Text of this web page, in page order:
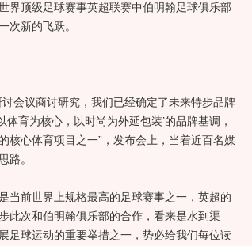
界顶级足球赛事英超联赛中伯明翰足球俱乐部
次新的飞跃。
议商讨研究，我们已经确定了未来特步品牌
育为核心，以时尚为外延包装’的品牌基调，
核心体育项目之一”，发布会上，当着近百名媒
路。
前世界上规格最高的足球赛事之一，英超的
此次和伯明翰俱乐部的合作，看来是水到渠
足球运动的重要举措之一，势必给我们每位读